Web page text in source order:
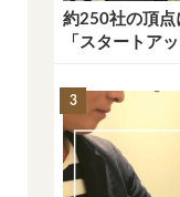
約250社の頂点
「スタートア